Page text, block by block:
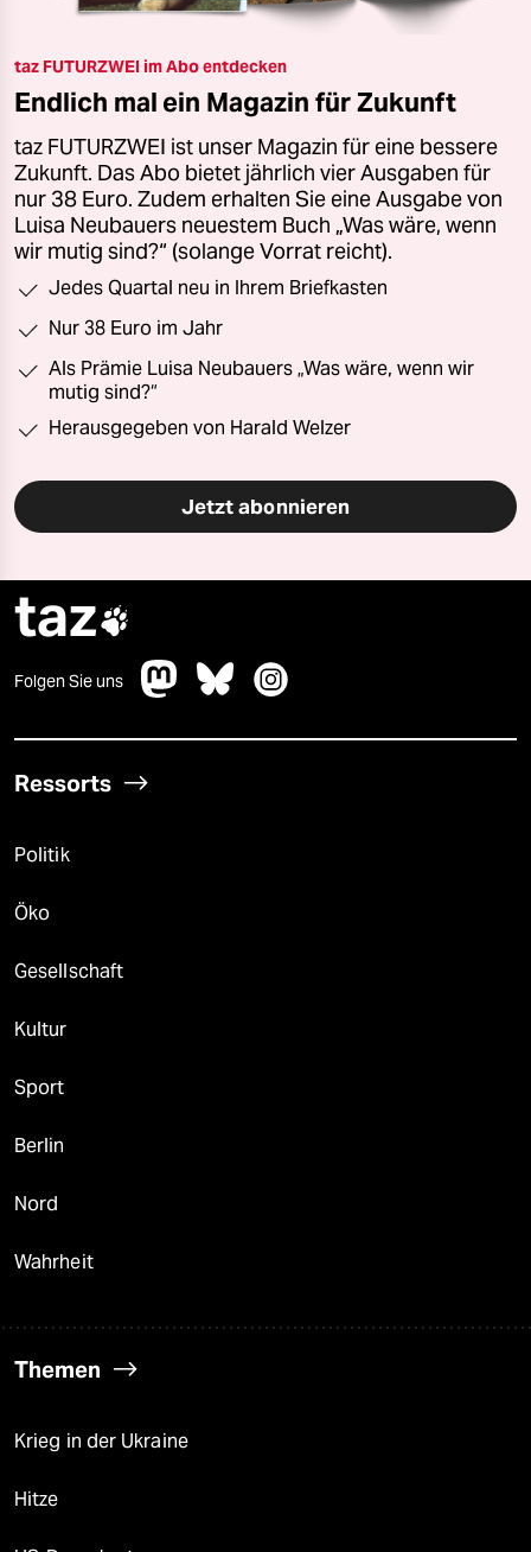
taz FUTURZWEI im Abo entdecken
Endlich mal ein Magazin für Zukunft
taz FUTURZWEI ist unser Magazin für eine bessere
Zukunft. Das Abo bietet jährlich vier Ausgaben für
nur 38 Euro. Zudem erhalten Sie eine Ausgabe von
Luisa Neubauers neuestem Buch „Was wäre, wenn
wir mutig sind?“ (solange Vorrat reicht).
Jedes Quartal neu in Ihrem Briefkasten
Nur 38 Euro im Jahr
Als Prämie Luisa Neubauers „Was wäre, wenn wir
mutig sind?“
Herausgegeben von Harald Welzer
Jetzt abonnieren
taz
Folgen Sie uns
Ressorts
Politik
Öko
Gesellschaft
Kultur
Sport
Berlin
Nord
Wahrheit
Themen
Krieg in der Ukraine
Hitze